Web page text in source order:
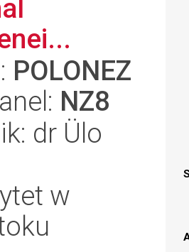
POLONEZ
NZ8
dr Ülo
w